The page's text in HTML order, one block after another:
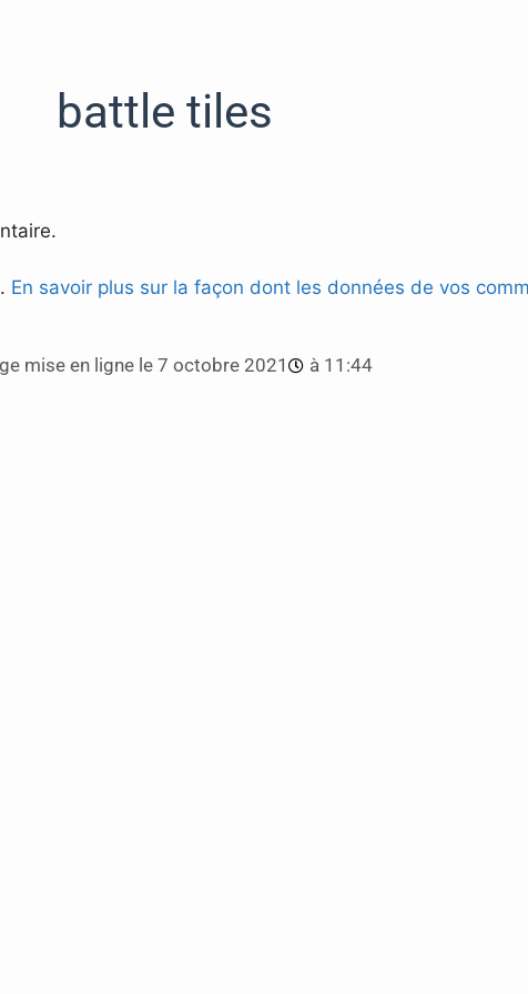
battle tiles
En savoir plus sur la façon dont les données de vos
mise en ligne le 7 octobre 2021 à 11:44